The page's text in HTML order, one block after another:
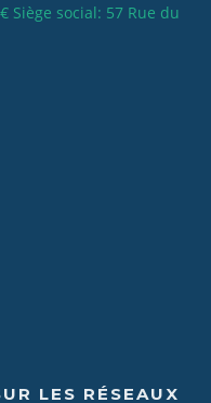
Siège social: 57 Rue du
LES RÉSEAUX